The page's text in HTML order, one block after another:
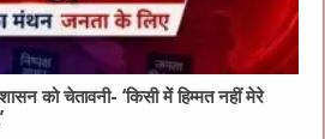
को चेतावनी- ‘किसी में हिम्मत नहीं मेरे